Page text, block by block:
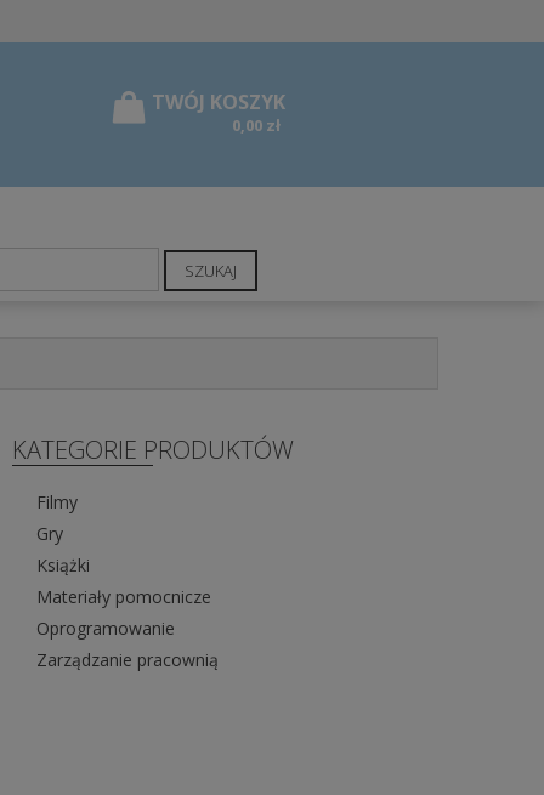
0,00 zł
SZUKAJ
KATEGORIE PRODUKTÓW
Filmy
Gry
Książki
Materiały pomocnicze
Oprogramowanie
Zarządzanie pracownią